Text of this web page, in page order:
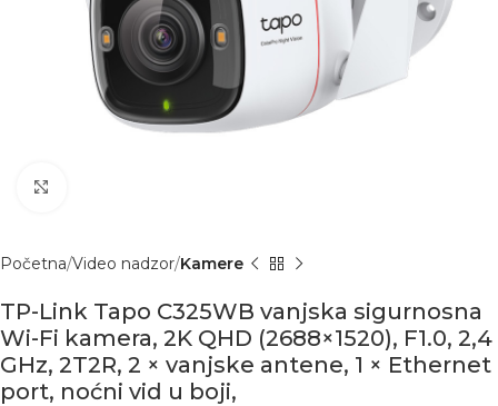
Početna Video nadzor Kamere
TP-Link Tapo C325WB vanjska sigurnosna
Wi-Fi kamera, 2K QHD (2688×1520), F1.0, 2,4
GHz, 2T2R, 2 × vanjske antene, 1 × Ethernet
port, noćni vid u boji,